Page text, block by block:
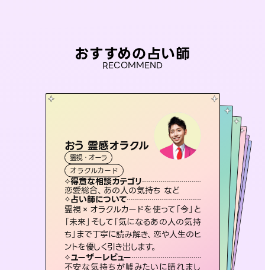
おすすめの占い師
RECOMMEND
おう 霊感オラクル
霊視・オーラ
オラクルカード
得意な相談カテゴリ
恋愛総合、あの人の気持ち など
占い師について
霊視×オラクルカードを使って「今」と
「未来」そして「気になるあの人の気持
ち」まで丁寧に読み解き、恋や人生のヒ
ントを優しく引き出します。
ユーザーレビュー
不安な気持ちが嘘みたいに晴れまし
彗望（すいぼう）
霊視・オーラ
スピリチュアル・リーディング
得意な相談カテゴリ
片想い、あの人の気持ち、復縁 など
占い師について
3,700年以上の歴史を持つ東洋最古の
占術「易占」で詳細まで占い、幸せへ向
かう道筋を示します。厳しい結果にも具
体的な対策をお伝えします。
ユーザーレビュー
複雑な背景もしっかり聞いて鑑定して
いただけました。気持ちが楽になりまし
セラピスト理恵
霊視・オーラ
スピリチュアル・リーディング
得意な相談カテゴリ
片想い、二人の未来、年の差 など
占い師について
連絡再開、復縁、成就などの報告実績
多数。セラピストとして2万超の施術経
験があるからこそできる鑑定で、より良
い未来をサポートします。
ユーザーレビュー
とても心温まる鑑定でした。しかもこち
らは何も言っていないのに視えていらっ
とうげんみう
霊視・オーラ
スピリチュアル・リーディング
得意な相談カテゴリ
片想い、あの人の気持ち、復縁 など
占い師について
恋愛のお悩みの中でも特に「曖昧な関係」の相談を得意としており、友達以上恋人未満なお相手との今後や本音を丁寧に読み解き恋愛成就へと導きます。
ユーザーレビュー
鑑定していただいてアドバイス通りに行
動すると仲が復活してきました。ありが
アイリス -iris-
ルーン
得意な相談カテゴリ
恋愛総合、片想い、二人の未来 など
占い師について
復縁、恋愛、不倫の行方、同性愛や片
思い、仕事関係や借金問題まで知りた
いことや心の負担になっていることを
紐解き、背中をそっと押して導きます。
ユーザーレビュー
安心感のあり、言い切ってくれる所や濁
さない鑑定のおかげで、毎回自分の気
霊視・オーラ 心理学
スピリチュアル・リーディング
得意な相談カテゴリ
出逢い、片想い、復縁 など
占い師について
未来には何パターンもの選択肢があり
ます。不安で視えにくくなっているあな
たの素敵な未来を見つけ、その未来を
選択できるようアドバイスします。
ユーザーレビュー
職場の人の性質や人間関係、本心など
本当によく視えていてびっくり。対策が